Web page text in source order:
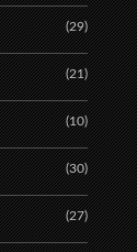
(29)
(21)
(10)
(30)
(27)